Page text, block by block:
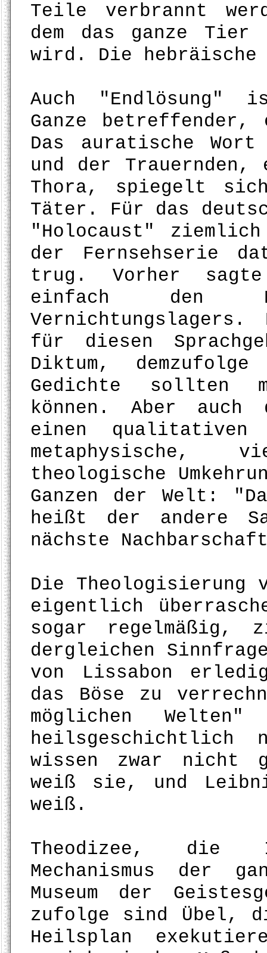
Teile verbrannt
dem das ganze
wird. Die
Auch
Ganze
Das auratische
und der
Thora, spiegelt
Täter. Für das
"Holocaust"
der Fernsehserie
trug. Vorher
einfach den
Vernichtungslagers.
für diesen
Diktum,
Gedichte sollten
können. Aber
einen
metaphysische,
theologische
Ganzen der Welt:
heißt der andere
nächste
Die Theologisierung
eigentlich
sogar regelmäßig,
dergleichen
von Lissabon
das Böse zu
möglichen
heilsgeschichtlich
wissen zwar nicht
weiß sie, und
weiß.
Theodizee, die
Mechanismus der
Museum der
zufolge sind Übel,
Heilsplan